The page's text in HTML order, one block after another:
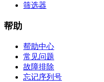
筛选器
帮助
帮助中心
常见问题
故障排除
忘记序列号